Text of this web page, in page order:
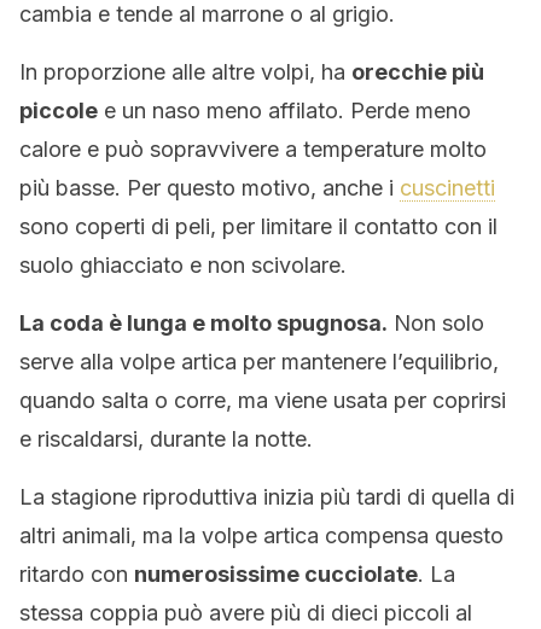
cambia e tende al marrone o al grigio.
In proporzione alle altre volpi, ha orecchie più
piccole e un naso meno affilato. Perde meno
calore e può sopravvivere a temperature molto
più basse. Per questo motivo, anche i cuscinetti
sono coperti di peli, per limitare il contatto con il
suolo ghiacciato e non scivolare.
La coda è lunga e molto spugnosa. Non solo
serve alla volpe artica per mantenere l’equilibrio,
quando salta o corre, ma viene usata per coprirsi
e riscaldarsi, durante la notte.
La stagione riproduttiva inizia più tardi di quella di
altri animali, ma la volpe artica compensa questo
ritardo con numerosissime cucciolate. La
stessa coppia può avere più di dieci piccoli al